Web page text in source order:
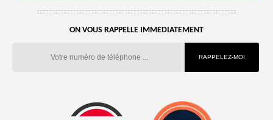
ON VOUS RAPPELLE IMMEDIATEMENT